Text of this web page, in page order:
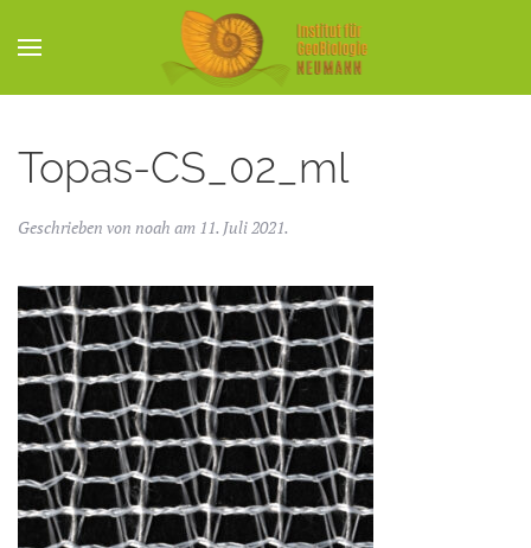
Skip to main content
Topas-CS_02_ml
Geschrieben von noah am 11. Juli 2021.